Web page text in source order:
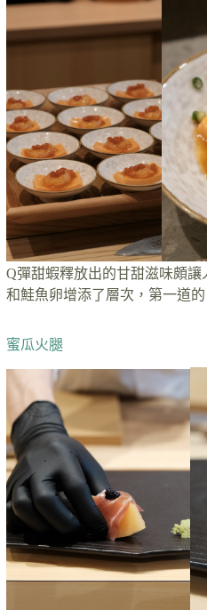
Q彈甜蝦釋放出的甘甜滋味頗
和鮭魚卵增添了層次，第一道
蜜瓜火腿